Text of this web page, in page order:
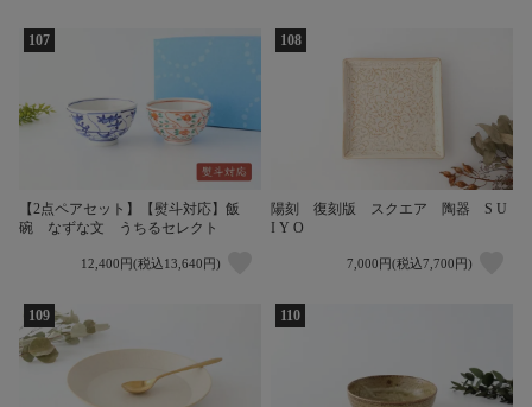
107
【2点ペアセット】【熨斗対応】飯
碗 なずな文 うちるセレクト
12,400円(税込13,640円)
108
陽刻 復刻版 スクエア 陶器 S U
I Y O
7,000円(税込7,700円)
109 110